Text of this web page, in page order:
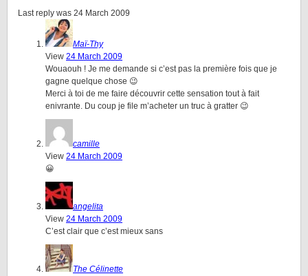
Last reply was 24 March 2009
Maï-Thy
View 24 March 2009
Wouaouh ! Je me demande si c’est pas la première fois que je
gagne quelque chose 😉
Merci à toi de me faire découvrir cette sensation tout à fait
enivrante. Du coup je file m’acheter un truc à gratter 😉
camille
View 24 March 2009
😀
angelita
View 24 March 2009
C’est clair que c’est mieux sans
The Célinette